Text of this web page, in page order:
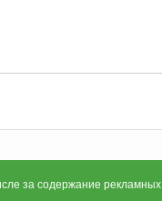
за содержание рекламных